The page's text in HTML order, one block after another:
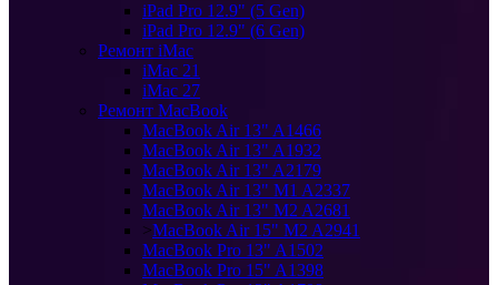
iPad Pro 12.9" (5 Gen)
iPad Pro 12.9" (6 Gen)
Ремонт iMac
iMac 21
iMac 27
Ремонт MacBook
MacBook Air 13" A1466
MacBook Air 13" A1932
MacBook Air 13" A2179
MacBook Air 13" M1 A2337
MacBook Air 13" M2 A2681
>MacBook Air 15" M2 A2941
MacBook Pro 13" A1502
MacBook Pro 15" A1398